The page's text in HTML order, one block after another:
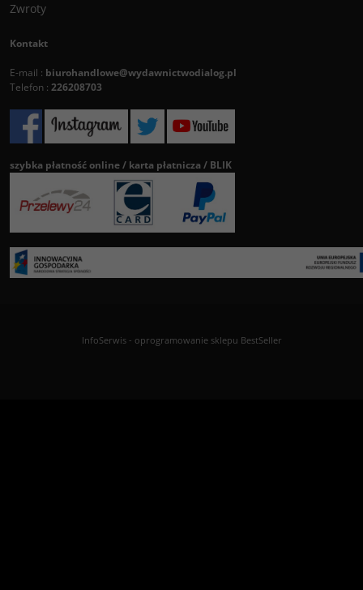
Zwroty
Kontakt
E-mail : biurohandlowe@wydawnictwodialog.pl
Telefon : 226208703
szybka płatność online / karta płatnicza / BLIK
InfoSerwis- oprogramowanie sklepu BestSeller